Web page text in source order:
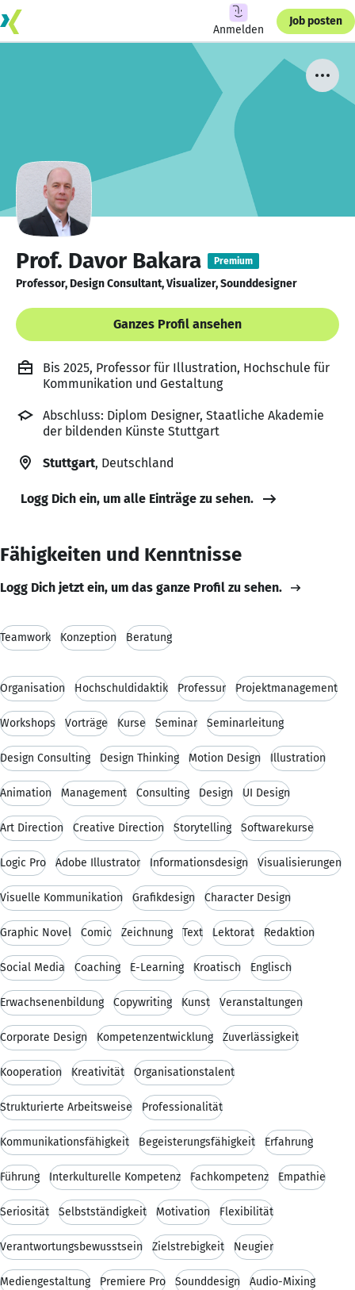
Anmelden
Job posten
Prof. Davor Bakara Premium
Professor, Design Consultant, Visualizer, Sounddesigner
Ganzes Profil ansehen
Bis 2025, Professor für Illustration, Hochschule für
Kommunikation und Gestaltung
Abschluss: Diplom Designer, Staatliche Akademie
der bildenden Künste Stuttgart
Stuttgart, Deutschland
Logg Dich ein, um alle Einträge zu sehen.
Fähigkeiten und Kenntnisse
Logg Dich jetzt ein, um das ganze Profil zu sehen.
Teamwork Konzeption Beratung
Organisation Hochschuldidaktik Professur Projektmanagement
Workshops Vorträge Kurse Seminar Seminarleitung
Design Consulting Design Thinking Motion Design Illustration
Animation Management Consulting Design UI Design
Art Direction Creative Direction Storytelling Softwarekurse
Logic Pro Adobe Illustrator Informationsdesign Visualisierungen
Visuelle Kommunikation Grafikdesign Character Design
Graphic Novel Comic Zeichnung Text Lektorat Redaktion
Social Media Coaching E-Learning Kroatisch Englisch
Erwachsenenbildung Copywriting Kunst Veranstaltungen
Corporate Design Kompetenzentwicklung Zuverlässigkeit
Kooperation Kreativität Organisationstalent
Strukturierte Arbeitsweise Professionalität
Kommunikationsfähigkeit Begeisterungsfähigkeit Erfahrung
Führung Interkulturelle Kompetenz Fachkompetenz Empathie
Seriosität Selbstständigkeit Motivation Flexibilität
Verantwortungsbewusstsein Zielstrebigkeit Neugier
Mediengestaltung Premiere Pro Sounddesign Audio-Mixing